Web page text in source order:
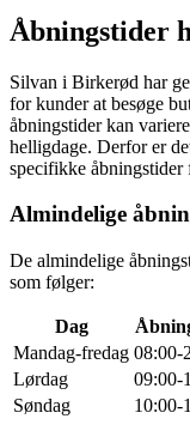
Åbningstider
Silvan i Birkerød har
for kunder at besøge
åbningstider kan
helligdage. Derfor er
specifikke
Almindelige
De almindelige
som følger:
Dag
Mandag-fredag 08:00-
Lørdag
09:00-
Søndag
10:00-